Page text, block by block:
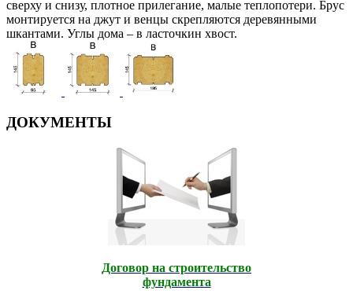
сверху и снизу, плотное прилегание, малые теплопотери. Брус
монтируется на джут и венцы скрепляются деревянными
шкантами. Углы дома – в ласточкин хвост.
ДОКУМЕНТЫ
Договор на строительство
фундамента